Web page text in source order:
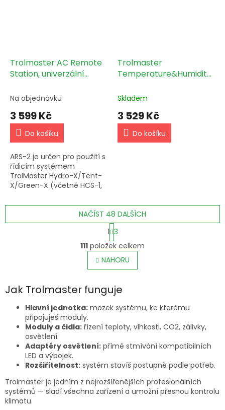
Trolmaster AC Remote
Station, univerzální
jakoukoli dálkově
(ARS-2)
Na objednávku
3 599 Kč
Do košíku
ARS-2 je určen pro použití s
řídicím systémem
TrolMaster Hydro-X/Tent-
X/Green-X (včetně HCS-1,
1). Funguje jako univerzální
dálkové ovládání pro...
Trolmaster
Temperature&Humidity
protokol (TSH-1)
Skladem
3 529 Kč
Do košíku
O
v
l
á
a
c
í
r
k
v
p
i
NAČÍST 48 DALŠÍCH
S
t
r
á
n
k
v
á
n
í
1 3
111 položek celkem
NAHORU
Jak Trolmaster funguje
Hlavní jednotka: mozek systému, ke kterému
připojuješ moduly.
Moduly a čidla: řízení teploty, vlhkosti, CO2, zálivky,
osvětlení.
Adaptéry osvětlení: přímé stmívání kompatibilních
LED a výbojek.
Rozšiřitelnost: systém stavíš postupně podle potřeb.
Trolmaster je jedním z nejrozšířenějších profesionálních
systémů — sladí všechna zařízení a umožní přesnou kontrolu
klimatu.